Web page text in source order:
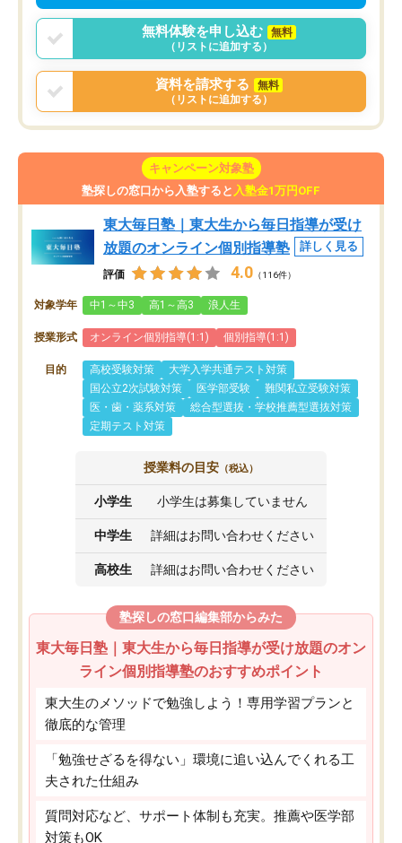
無料体験を申し込む
無料
（リストに追加する）
資料を請求する
無料
（リストに追加する）
キャンペーン対象塾
塾探しの窓口から入塾すると 入塾金1万円OFF
東大毎日塾｜東大生から毎日指導が受け
放題のオンライン個別指導塾
詳しく見る
評価 4.0 （116件）
対象学年 中1～中3 高1～高3 浪人生
授業形式 オンライン個別指導(1:1) 個別指導(1:1)
目的 高校受験対策
大学入学共通テスト対策
国公立2次試験対策
医学部受験
難関私立受験対策
医・歯・薬系対策
総合型選抜・学校推薦型選抜対策
定期テスト対策
授業料の目安 （税込）
小学生 小学生は募集していません
中学生 詳細はお問い合わせください
高校生 詳細はお問い合わせください
塾探しの窓口編集部からみた
東大毎日塾｜東大生から毎日指導が受け放題のオン
ライン個別指導塾のおすすめポイント
東大生のメソッドで勉強しよう！専用学習プランと
徹底的な管理
「勉強せざるを得ない」環境に追い込んでくれる工
夫された仕組み
質問対応など、サポート体制も充実。推薦や医学部
対策もOK